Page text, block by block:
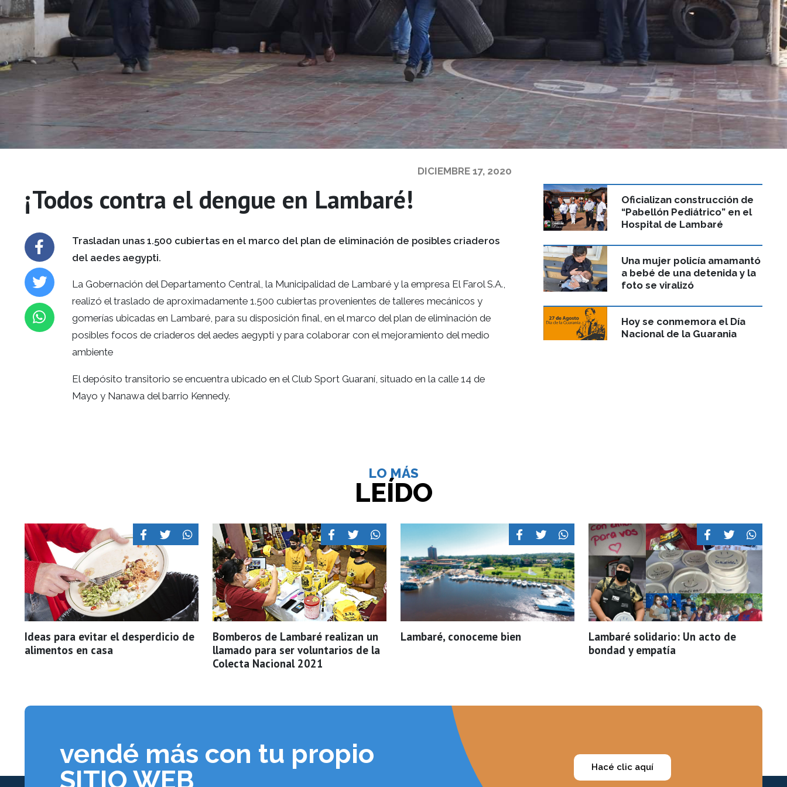
DICIEMBRE 17, 2020
¡Todos contra el dengue en Lambaré!
Trasladan unas 1.500 cubiertas en el marco del plan de eliminación de posibles criaderos
del aedes aegypti.
La Gobernación del Departamento Central, la Municipalidad de Lambaré y la empresa El Farol S.A.,
realizó el traslado de aproximadamente 1.500 cubiertas provenientes de talleres mecánicos y
gomerías ubicadas en Lambaré, para su disposición final, en el marco del plan de eliminación de
posibles focos de criaderos del aedes aegypti y para colaborar con el mejoramiento del medio
ambiente
El depósito transitorio se encuentra ubicado en el Club Sport Guaraní, situado en la calle 14 de
Mayo y Nanawa del barrio Kennedy.
Oficializan construcción de
“Pabellón Pediátrico” en el
Hospital de Lambaré
Una mujer policía amamantó
a bebé de una detenida y la
foto se viralizó
Hoy se conmemora el Día
Nacional de la Guarania
LO MÁS
LEÍDO
Ideas para evitar el desperdicio de
alimentos en casa
Bomberos de Lambaré realizan un
llamado para ser voluntarios de la
Colecta Nacional 2021
Lambaré, conoceme bien
Lambaré solidario: Un acto de
bondad y empatía
vendé más con tu propio
SITIO WEB
Hacé clic aquí